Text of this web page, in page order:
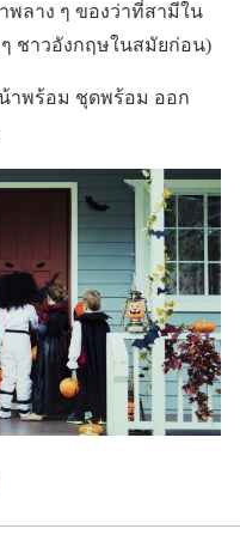
พลาง ๆ ของว่าที่สามีใน
ชาวอังกฤษในสมัยก่อน)
าพร้อม ชุดพร้อม ออก